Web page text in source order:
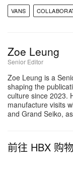
VANS
Zoe Leung
Senior Editor
Zoe Leung is a
shaping the
culture since 2023.
manufacture visits
and Grand Seiko,
前往 HBX 购物